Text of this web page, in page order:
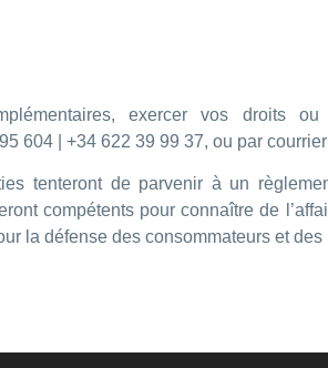
exercer vos droits
604 | +34 622 39 99 37, ou par
tenteront de parvenir à un
compétents pour connaître de
la défense des consommateurs et